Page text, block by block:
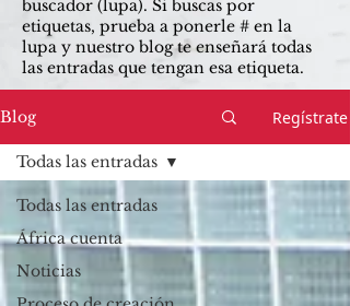
buscador (lupa). Si buscas por
etiquetas, prueba a ponerle # en la
lupa y nuestro blog te enseñará todas
las entradas que tengan esa etiqueta.
Blog Regístrate
Todas las entradas
África cuenta
Noticias
Todas las entradas